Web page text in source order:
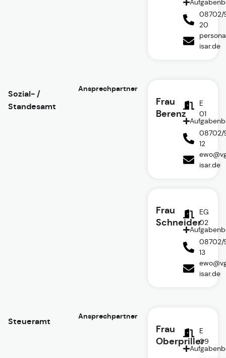
08702/
20
isar.de
Sozial- /
Standesamt
Ansprechpartner
Frau
Berenz
E
01
08702/
12
isar.de
Frau
Schneider
EG
02
08702/
13
isar.de
Steueramt Ansprechpartner
Frau
Oberpriller
E
09